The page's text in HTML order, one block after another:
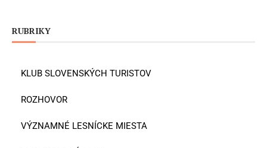
RUBRIKY
KLUB SLOVENSKÝCH TURISTOV
ROZHOVOR
VÝZNAMNÉ LESNÍCKE MIESTA